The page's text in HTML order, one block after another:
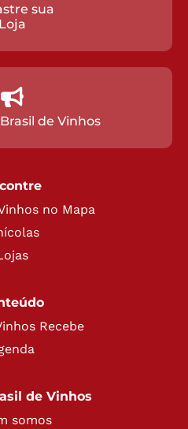
sua
Loja
de Vinhos
no Mapa
Recebe
de Vinhos
somos